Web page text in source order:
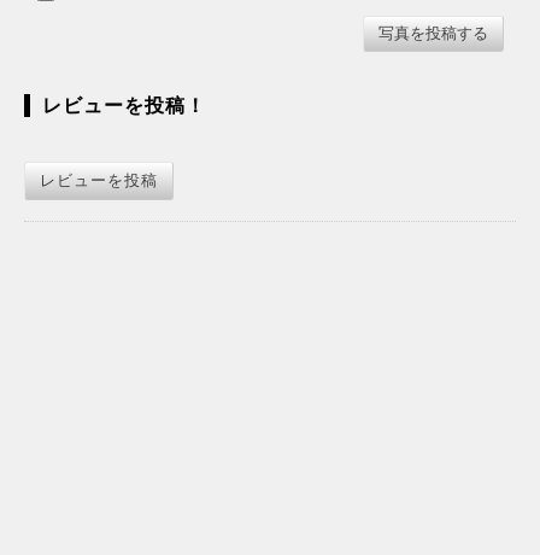
レビューを投稿！
レビューを投稿